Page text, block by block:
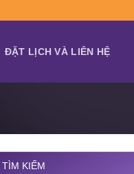
ĐẶT LỊCH VÀ LIÊN HỆ
TÌM KIẾM